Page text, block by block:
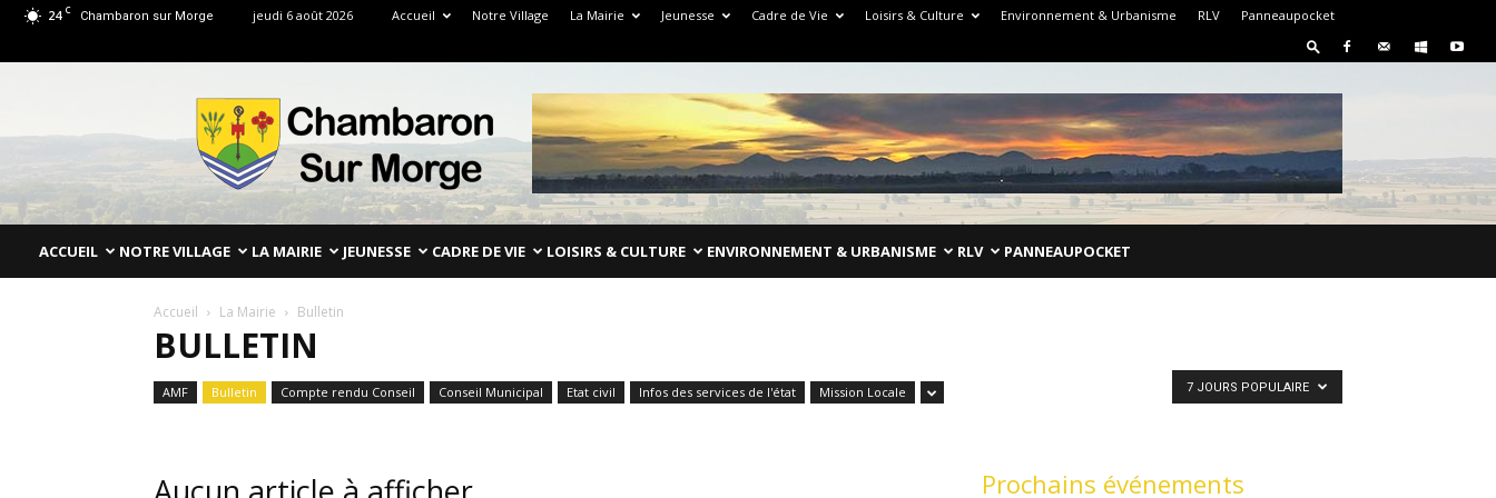
24 C Chambaron sur Morge jeudi 6 août 2026 Accueil Notre Village La Mairie Jeunesse Cadre de Vie Loisirs & Culture Environnement & Urbanisme RLV Panneaupocket
Mairie
de
Chambaron
Sur
Morge
Puy
de
ACCUEIL NOTRE VILLAGE LA MAIRIE JEUNESSE CADRE DE VIE LOISIRS & CULTURE ENVIRONNEMENT & URBANISME RLV PANNEAUPOCKET
Accueil La Mairie Bulletin
BULLETIN
AMF Bulletin Compte rendu Conseil Conseil Municipal Etat civil Infos des services de l'état Mission Locale 7 JOURS POPULAIRE
Prochains événements